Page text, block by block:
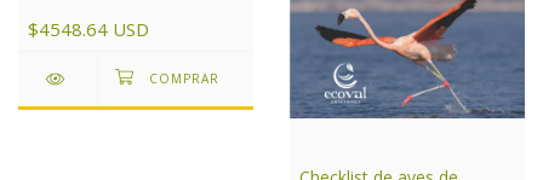
$4548.64 USD